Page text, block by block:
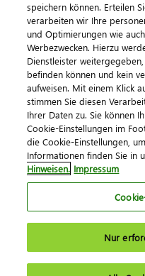
DATEV magazin
DATEV-Community
DATEV-Newsletter
©
Impressum
speichern können. Erteilen
verarbeiten wir Ihre
und Optimierungen wie
Werbezwecken. Hierzu
Dienstleister
befinden können und kein
aufweisen. Mit einem Klick
stimmen Sie diesen
Ihrer Daten zu. Sie können
Cookie-Einstellungen im
die Cookie-Einstellungen,
Informationen finden Sie in
Hinweisen. Impressum
Nur